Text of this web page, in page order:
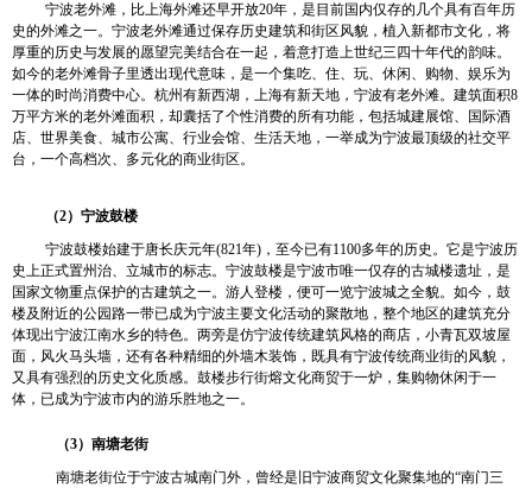
宁波老外滩，比上海外滩还早开放20年，是目前国内仅存的几个具有百年历
史的外滩之一。宁波老外滩通过保存历史建筑和街区风貌，植入新都市文化，将
厚重的历史与发展的愿望完美结合在一起，着意打造上世纪三四十年代的韵味。
如今的老外滩骨子里透出现代意味，是一个集吃、住、玩、休闲、购物、娱乐为
一体的时尚消费中心。杭州有新西湖，上海有新天地，宁波有老外滩。建筑面积8
万平方米的老外滩面积，却囊括了个性消费的所有功能，包括城建展馆、国际酒
店、世界美食、城市公寓、行业会馆、生活天地，一举成为宁波最顶级的社交平
台，一个高档次、多元化的商业街区。
（2）宁波鼓楼
宁波鼓楼始建于唐长庆元年(821年) ，至今已有1100多年的历史。它是宁波历
史上正式置州治、立城市的标志。宁波鼓楼是宁波市唯一仅存的古城楼遗址，是
国家文物重点保护的古建筑之一。游人登楼，便可一览宁波城之全貌。如今，鼓
楼及附近的公园路一带已成为宁波主要文化活动的聚散地，整个地区的建筑充分
体现出宁波江南水乡的特色。两旁是仿宁波传统建筑风格的商店，小青瓦双坡屋
面，风火马头墙，还有各种精细的外墙木装饰，既具有宁波传统商业街的风貌，
又具有强烈的历史文化质感。鼓楼步行街熔文化商贸于一炉，集购物休闲于一
体，已成为宁波市内的游乐胜地之一。
（3）南塘老街
南塘老街位于宁波古城南门外，曾经是旧宁波商贸文化聚集地的“南门三